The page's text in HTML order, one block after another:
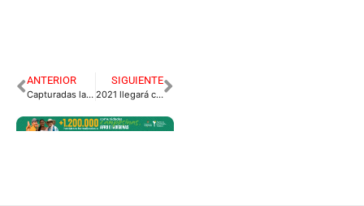
ANTERIOR
Capturadas las “eróticas” señaladas de extorsionan a hombres con fotos íntimas.
SIGUIENTE
2021 llegará con alzas en tarifa de la energía